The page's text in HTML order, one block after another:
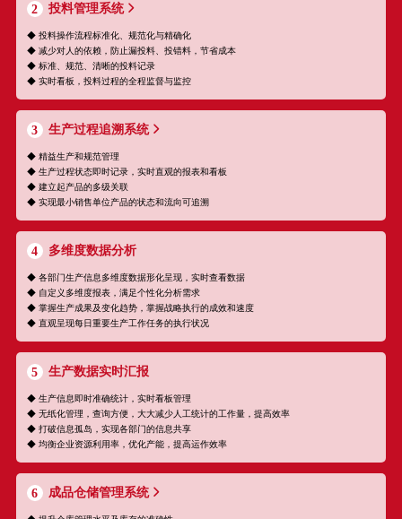
2 投料管理系统
◆ 投料操作流程标准化、规范化与精确化
◆ 减少对人的依赖，防止漏投料、投错料，节省成本
◆ 标准、规范、清晰的投料记录
◆ 实时看板，投料过程的全程监督与监控
3 生产过程追溯系统
◆ 精益生产和规范管理
◆ 生产过程状态即时记录，实时直观的报表和看板
◆ 建立起产品的多级关联
◆ 实现最小销售单位产品的状态和流向可追溯
4 多维度数据分析
◆ 各部门生产信息多维度数据形化呈现，实时查看数据
◆ 自定义多维度报表，满足个性化分析需求
◆ 掌握生产成果及变化趋势，掌握战略执行的成效和速度
◆ 直观呈现每日重要生产工作任务的执行状况
5 生产数据实时汇报
◆ 生产信息即时准确统计，实时看板管理
◆ 无纸化管理，查询方便，大大减少人工统计的工作量，提高效率
◆ 打破信息孤岛，实现各部门的信息共享
◆ 均衡企业资源利用率，优化产能，提高运作效率
6 成品仓储管理系统